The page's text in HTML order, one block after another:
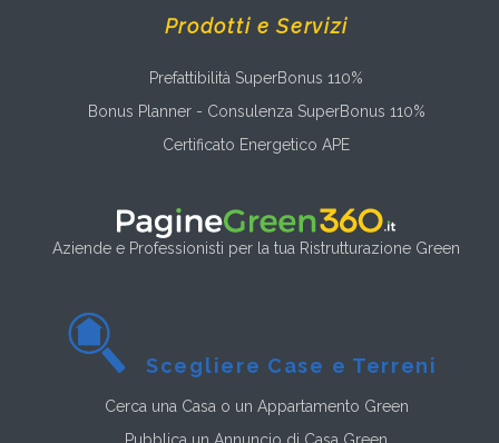
Prodotti e Servizi
Prefattibilità SuperBonus 110%
Bonus Planner - Consulenza SuperBonus 110%
Certificato Energetico APE
Aziende e Professionisti per la tua Ristrutturazione Green
Scegliere Case e Terreni
Cerca una Casa o un Appartamento Green
Pubblica un Annuncio di Casa Green